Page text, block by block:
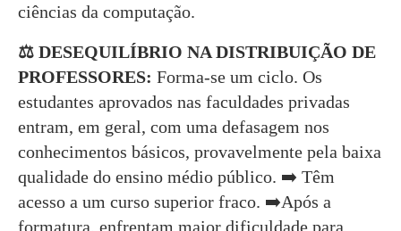
ciências da computação.
⚖️ DESEQUILÍBRIO NA DISTRIBUIÇÃO DE
PROFESSORES: Forma-se um ciclo. Os
estudantes aprovados nas faculdades privadas
entram, em geral, com uma defasagem nos
conhecimentos básicos, provavelmente pela baixa
qualidade do ensino médio público. ➡️ Têm
acesso a um curso superior fraco. ➡️Após a
formatura, enfrentam maior dificuldade para